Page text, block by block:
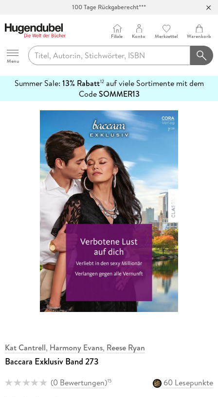
100 Tage Rückgaberecht***
Hugendubel
Menu
Filiale Konto Merkzettel Warenkorb
Summer Sale: 13% Rabatt12auf viele Sortimente mit dem
CodeSOMMER13
erfahren
Kat Cantrell, Harmony Evans, Reese Ryan
Baccara Exklusiv Band 273
(0 Bewertungen)15
60 Lesepunkte